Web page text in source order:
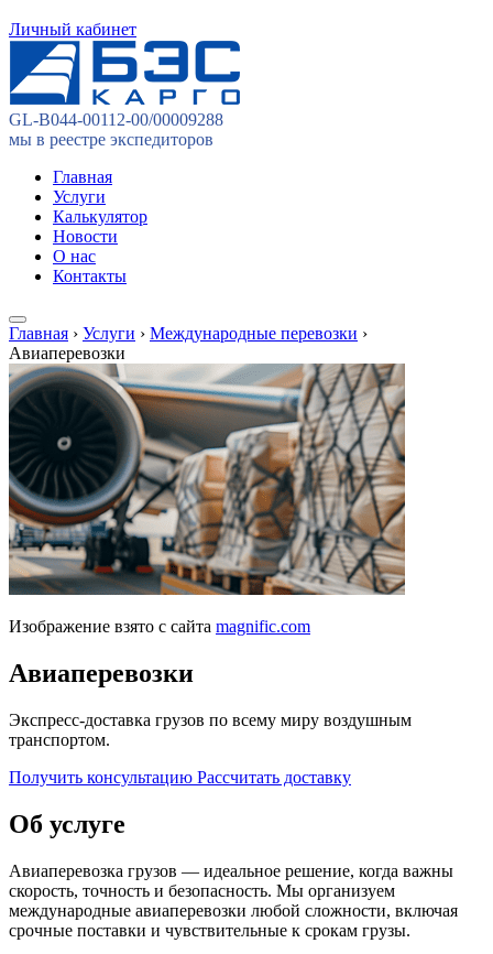
Личный кабинет
GL-B044-00112-00/00009288
мы в реестре экспедиторов
Главная
Услуги
Калькулятор
Новости
О нас
Контакты
Главная › Услуги › Международные перевозки ›
Авиаперевозки
Изображение взято с сайта magnific.com
Авиаперевозки
Экспресс-доставка грузов по всему миру воздушным
транспортом.
Получить консультацию Рассчитать доставку
Об услуге
Авиаперевозка грузов — идеальное решение, когда важны
скорость, точность и безопасность. Мы организуем
международные авиаперевозки любой сложности, включая
срочные поставки и чувствительные к срокам грузы.